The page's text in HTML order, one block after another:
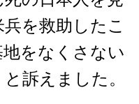
を救助したこ
をなくさない
訴えました。